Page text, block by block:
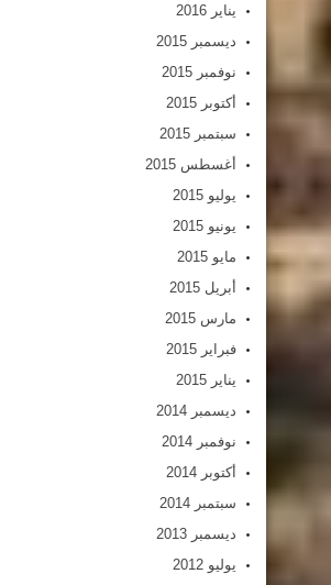
يناير 2016
ديسمبر 2015
نوفمبر 2015
أكتوبر 2015
سبتمبر 2015
أغسطس 2015
يوليو 2015
يونيو 2015
مايو 2015
أبريل 2015
مارس 2015
فبراير 2015
يناير 2015
ديسمبر 2014
نوفمبر 2014
أكتوبر 2014
سبتمبر 2014
ديسمبر 2013
يوليو 2012